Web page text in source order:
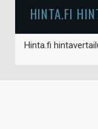
HINTA.FI
Hinta.fi